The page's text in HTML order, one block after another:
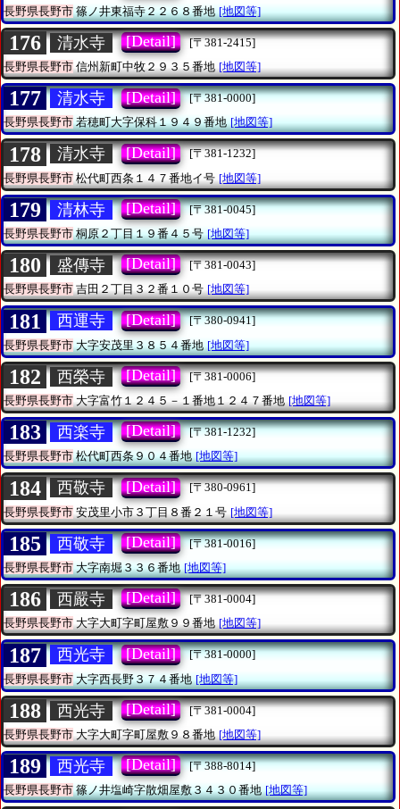
長野県長野市篠ノ井東福寺２２６８番地 [地図等]
176 清水寺 [Detail]
[〒381-2415]
長野県長野市信州新町中牧２９３５番地 [地図等]
177 清水寺 [Detail]
[〒381-0000]
長野県長野市若穂町大字保科１９４９番地 [地図等]
178 清水寺 [Detail]
[〒381-1232]
長野県長野市 松代町西条１４７番地イ号 [地図等]
179 清林寺 [Detail]
[〒381-0045]
長野県長野市桐原２丁目１９番４５号 [地図等]
180 盛傳寺 [Detail]
[〒381-0043]
長野県長野市吉田２丁目３２番１０号 [地図等]
181 西運寺 [Detail]
[〒380-0941]
長野県長野市大字安茂里３８５４番地 [地図等]
182 西榮寺 [Detail]
[〒381-0006]
長野県長野市大字富竹１２４５－１番地１２４７番地 [地図等]
183 西楽寺 [Detail]
[〒381-1232]
長野県長野市松代町西条９０４番地 [地図等]
184 西敬寺 [Detail]
[〒380-0961]
長野県長野市 安茂里小市３丁目８番２１号 [地図等]
185 西敬寺 [Detail]
[〒381-0016]
長野県長野市大字南堀３３６番地 [地図等]
186 西嚴寺 [Detail]
[〒381-0004]
長野県長野市大字大町字町屋敷９９番地 [地図等]
187 西光寺 [Detail]
[〒381-0000]
長野県長野市大字西長野３７４番地 [地図等]
188 西光寺 [Detail]
[〒381-0004]
長野県長野市大字大町字町屋敷９８番地 [地図等]
189 西光寺 [Detail]
[〒388-8014]
長野県長野市篠ノ井塩崎字散畑屋敷３４３０番地 [地図等]